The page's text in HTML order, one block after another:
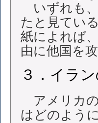
いずれも
たと見てい
紙によれば
由に他国を
３．イラ
アメリカ
はどのよう